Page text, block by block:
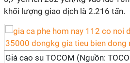
khối lượng giao dịch là 2.216 tấn.
Giá cao su TOCOM (Nguồn: